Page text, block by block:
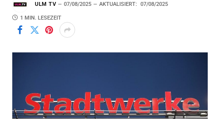
ULM TV 07/08/2025 AKTUALISIERT: 07/08/2025
1 MIN. LESEZEIT